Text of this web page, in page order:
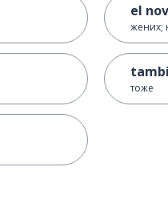
el
жених;
тоже